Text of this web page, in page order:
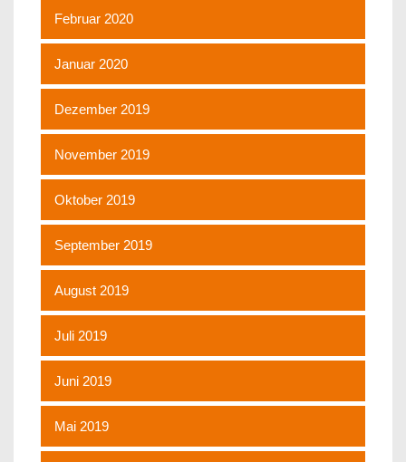
Februar 2020
Januar 2020
Dezember 2019
November 2019
Oktober 2019
September 2019
August 2019
Juli 2019
Juni 2019
Mai 2019